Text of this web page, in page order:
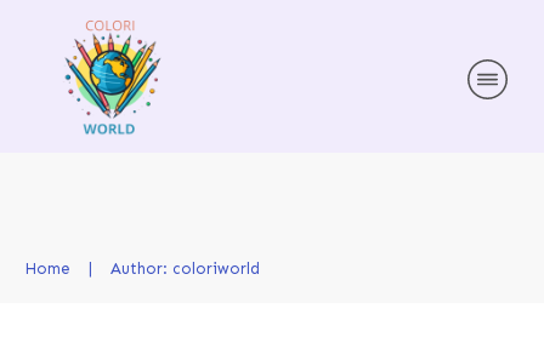
Home Author: coloriworld